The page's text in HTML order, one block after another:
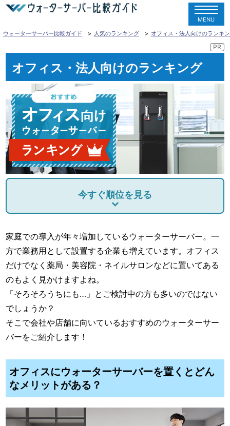
MENU
ウォーターサーバー比較ガイド
人気のランキング オフィス・法人向けのランキ
オフィス・法人向けのランキング
今すぐ順位を見る
家庭での導入が年々増加しているウォーターサーバー。一
方で業務用として設置する企業も増えています。オフィス
だけでなく薬局・美容院・ネイルサロンなどに置いてある
のもよく見かけますよね。
「そろそろうちにも…」とご検討中の方も多いのではない
でしょうか？
そこで会社や店舗に向いているおすすめのウォーターサー
バーをご紹介します！
オフィスにウォーターサーバーを置くとどん
なメリットがある？